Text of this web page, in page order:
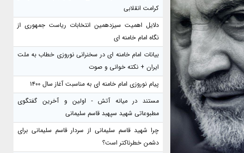
کرامت انقلابی
دلایل اهمیت سیزدهمین انتخابات ریاست جمهوری از
نگاه امام خامنه ای
بیانات امام خامنه ای در سخنرانی نوروزی خطاب به ملت
ایران + نکته خوانی و صوت
پیام نوروزی امام خامنه ای به مناسبت آغاز سال ۱۴۰۰
مستند در میانه آتش - اولین و آخرین گفتگوی
مطبوعاتی شهید سپهبد قاسم سلیمانی
چرا شهید قاسم سلیمانی از سردار قاسم سلیمانی برای
دشمن خطرناکتر است؟